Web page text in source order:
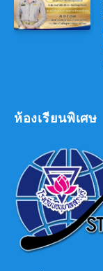
ห้องเรียนพิเศษ